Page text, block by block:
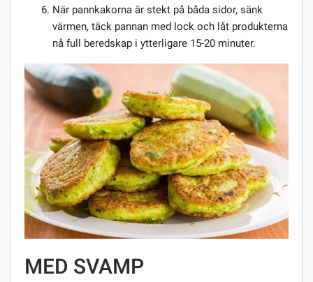
När pannkakorna är stekt på båda sidor, sänk
värmen, täck pannan med lock och låt produkterna
nå full beredskap i ytterligare 15-20 minuter.
MED SVAMP